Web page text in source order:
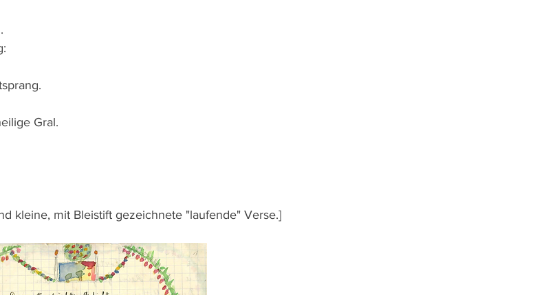
Gral.
kleine, mit Bleistift gezeichnete "laufende" Verse.]